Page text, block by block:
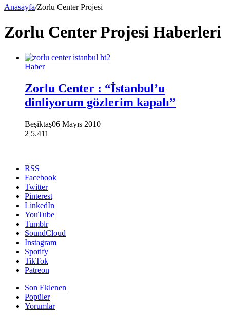
Anasayfa/Zorlu Center Projesi
Zorlu Center Projesi Haberleri
Haber
Zorlu Center : “İstanbul’u
dinliyorum gözlerim kapalı”
Beşiktaş06 Mayıs 2010
2 5.411
RSS
Facebook
Twitter
Pinterest
LinkedIn
YouTube
Tumblr
SoundCloud
Instagram
Spotify
TikTok
Patreon
Son Eklenen
Popüler
Yorumlar